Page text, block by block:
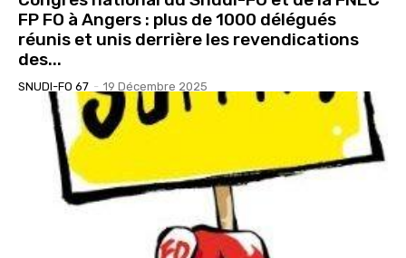
FP FO à Angers : plus de 1000 délégués
réunis et unis derrière les revendications
des...
SNUDI-FO 67 - 19 Décembre 2025